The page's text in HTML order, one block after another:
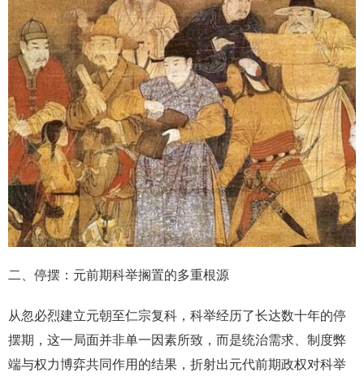
二、停摆：元前期科举搁置的多重根源
从忽必烈建立元朝至仁宗复科，科举经历了长达数十年的停
摆期，这一局面并非单一因素所致，而是统治需求、制度弊
端与权力博弈共同作用的结果，折射出元代前期政权对科举